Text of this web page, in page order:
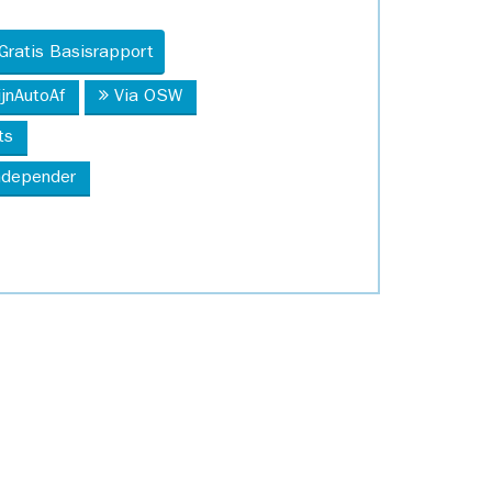
Basisrapport
Via OSW